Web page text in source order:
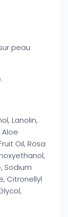
peau
.
Lanolin,
Aloe
Oil, Rosa
Sodium
Citronellyl